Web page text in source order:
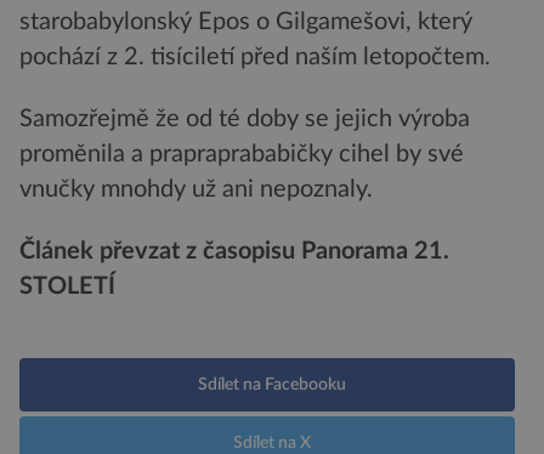
starobabylonský Epos o Gilgamešovi, který
pochází z 2. tisíciletí před naším letopočtem.
Samozřejmě že od té doby se jejich výroba
proměnila a prapraprababičky cihel by své
vnučky mnohdy už ani nepoznaly.
Článek převzat z časopisu Panorama 21.
STOLETÍ
Sdílet na Facebooku
Sdílet na X